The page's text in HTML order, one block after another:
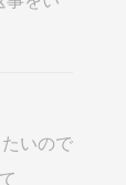
いので